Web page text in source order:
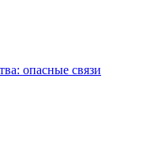
опасные связи